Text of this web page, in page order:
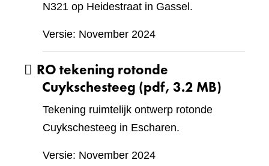
N321 op Heidestraat in Gassel.
Versie: November 2024
RO tekening rotonde
Cuykschesteeg (pdf, 3.2 MB)
Tekening ruimtelijk ontwerp rotonde
Cuykschesteeg in Escharen.
Versie: November 2024